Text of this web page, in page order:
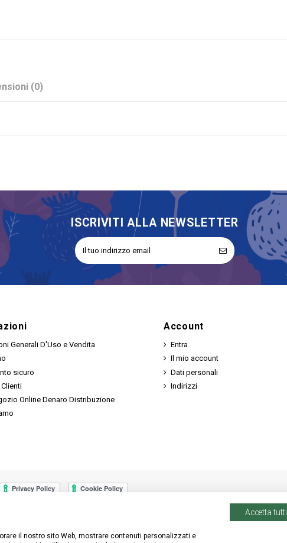
(0)
No
ISCRIVITI ALLA NEWSLETTER
Generali D'Uso e Vendita
sicuro
Online Denaro Distribuzione
Account
Entra
Il mio account
Dati personali
Indirizzi
il nostro sito Web, mostrare contenuti personalizzati e
Accetta